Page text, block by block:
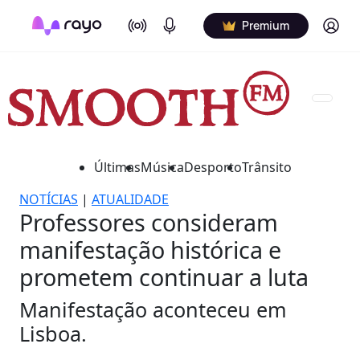
On Air Podcasts Premium Log in
ÚltimasMúsicaDesportoTrânsito
NOTÍCIAS | ATUALIDADE
Professores consideram
manifestação histórica e
prometem continuar a luta
Manifestação aconteceu em
Lisboa.